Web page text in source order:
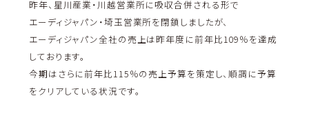
昨年、星川産業・川越営業所に吸収合併される形で
エーディジャパン・埼玉営業所を閉鎖しましたが、
エーディジャパン全社の売上は昨年度に前年比109％を達成
しております。
今期はさらに前年比115％の売上予算を策定し、順調に予算
をクリアしている状況です。